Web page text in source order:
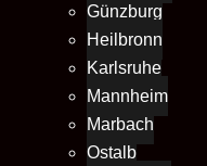
Günzburg
Heilbronn
Karlsruhe
Mannheim
Marbach
Ostalb